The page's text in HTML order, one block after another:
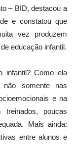
– BID, destacou a
e constatou que
vez produzem
educação infantil.
infantil? Como ela
somente nas
e na
poucas
Mais ainda:
entre alunos e